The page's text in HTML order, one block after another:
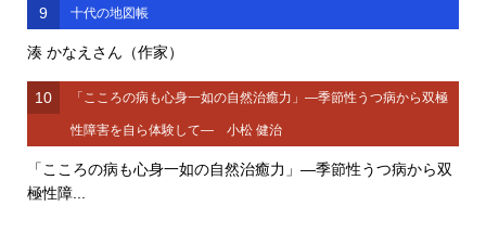
9 十代の地図帳
湊 かなえさん（作家）
10 「こころの病も心身一如の自然治癒力」―季節性うつ病から双極
性障害を自ら体験して― 小松 健治
「こころの病も心身一如の自然治癒力」―季節性うつ病から双
極性障...